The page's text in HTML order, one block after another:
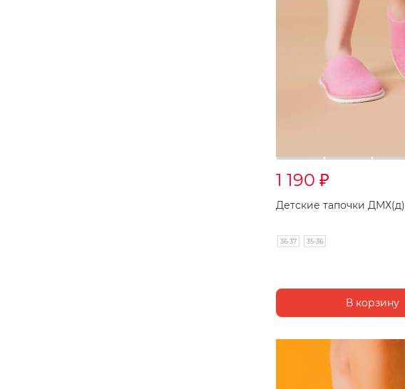
1 190 ₽
Детские тапочки ДМХ(д)
36-37 35-36